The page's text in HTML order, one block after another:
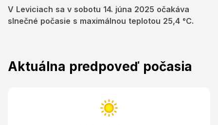
V Leviciach sa v sobotu 14. júna 2025 očakáva
slnečné počasie s maximálnou teplotou 25,4 °C.
Aktuálna predpoveď počasia